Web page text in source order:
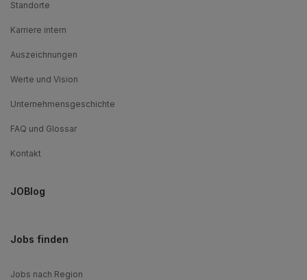
Standorte
Karriere intern
Auszeichnungen
Werte und Vision
Unternehmensgeschichte
FAQ und Glossar
Kontakt
JOBlog
Jobs finden
Jobs nach Region